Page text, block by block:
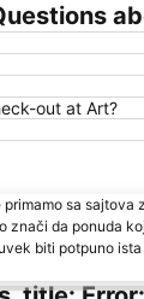
out at Art?
sa sajtova
znači da ponuda
biti potpuno